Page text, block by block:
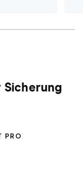
Sicherung
PRO